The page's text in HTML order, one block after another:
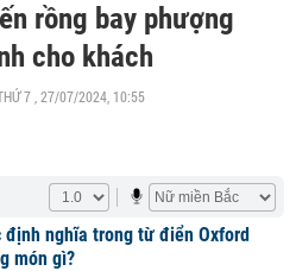
rồng bay phượng
cho khách
7 , 27/07/2024, 10:55
nghĩa trong từ điển Oxford
món gì?